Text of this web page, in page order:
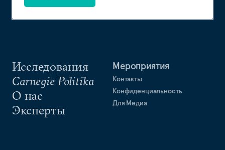
Исследования
Carnegie Politika
О нас
Эксперты
Мероприятия
Контакты
Конфиденциальность
Для Медиа